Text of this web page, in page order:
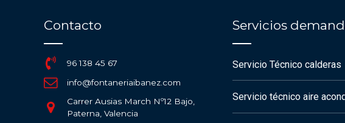
Contacto
96 138 45 67
info@fontaneriaibanez.com
Carrer Ausias March Nº12 Bajo,
Paterna, Valencia
Servicios
Servicio Técnico calderas
Servicio técnico aire